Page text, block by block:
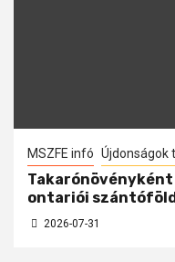
MSZFE infó Újdonságok
ontariói
2026-07-31